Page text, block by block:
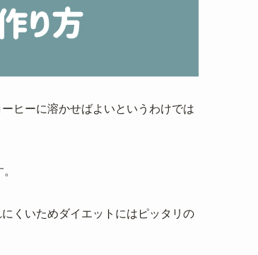
ヒーに溶かせばよいというわけでは
くいためダイエットにはピッタリの